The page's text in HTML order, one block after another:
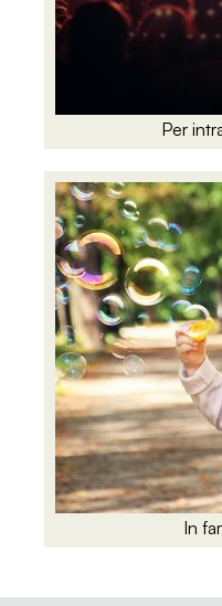
Per
In